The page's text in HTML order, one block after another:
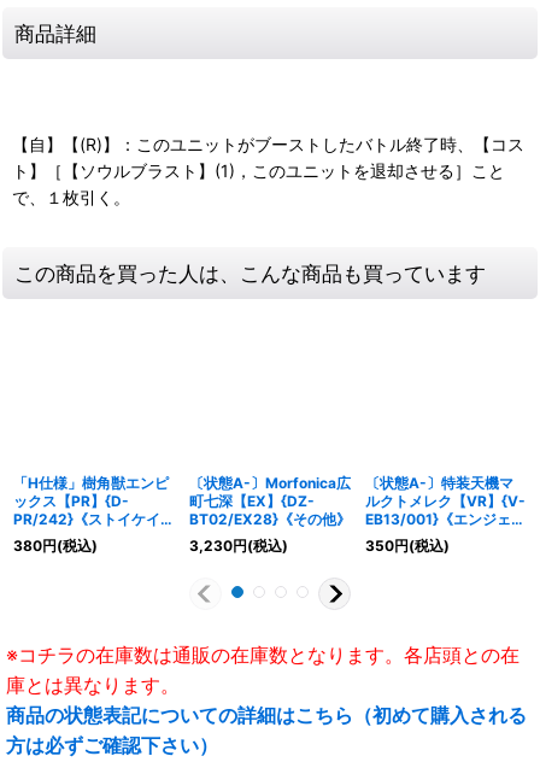
商品詳細
【自】【(R)】：このユニットがブーストしたバトル終了時、【コス
ト】［【ソウルブラスト】(1)，このユニットを退却させる］こと
で、１枚引く。
この商品を買った人は、こんな商品も買っています
「H仕様」樹角獣エンピ
ックス【PR】{D-
PR/242}《ストイケイ
ア》
380円(税込)
〔状態A-〕Morfonica広
町七深【EX】{DZ-
BT02/EX28}《その他》
3,230円(税込)
〔状態A-〕特装天機マ
ルクトメレク【VR】{V-
EB13/001}《エンジェル
フェザー》
350円(税込)
※コチラの在庫数は通販の在庫数となります。各店頭との在
庫とは異なります。
商品の状態表記についての詳細はこちら（初めて購入される
方は必ずご確認下さい）